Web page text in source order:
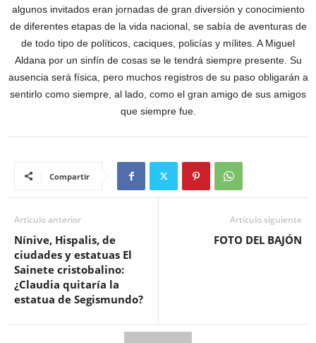
algunos invitados eran jornadas de gran diversión y conocimiento
de diferentes etapas de la vida nacional, se sabía de aventuras de
de todo tipo de políticos, caciques, policías y mílites. A Miguel
Aldana por un sinfín de cosas se le tendrá siempre presente. Su
ausencia será física, pero muchos registros de su paso obligarán a
sentirlo como siempre, al lado, como el gran amigo de sus amigos
que siempre fue.
Compartir
Artículo anterior
Nínive, Hispalis, de
ciudades y estatuas El
Sainete cristobalino:
¿Claudia quitaría la
estatua de Segismundo?
Artículo siguiente
FOTO DEL BAJÓN